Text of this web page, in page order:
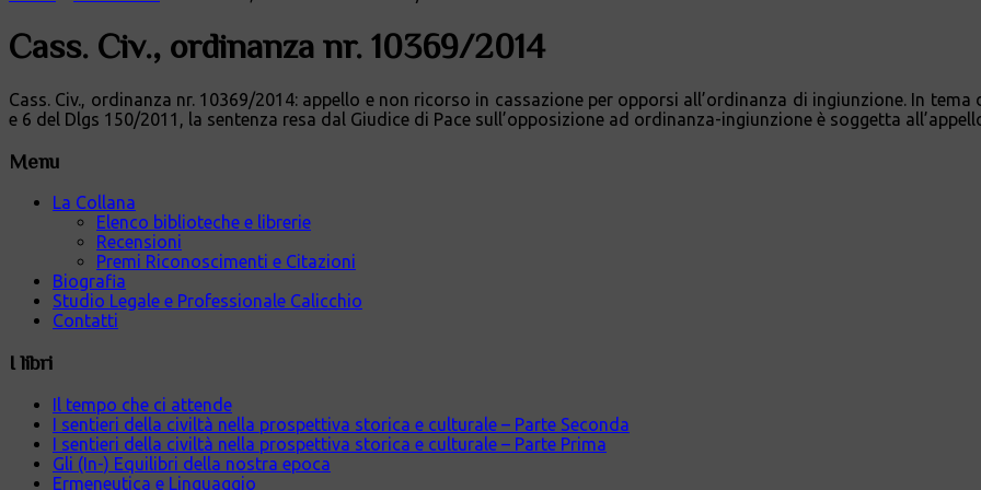
Cass. Civ., ordinanza nr. 10369/2014
Cass. Civ., ordinanza nr. 10369/2014: appello e non ricorso in cassazione per opporsi all’ordinanza di ingiunzione. In
e 6 del Dlgs 150/2011, la sentenza resa dal Giudice di Pace sull’opposizione ad ordinanza-ingiunzione è soggetta
Menu
La Collana
Elenco biblioteche e librerie
Recensioni
Premi Riconoscimenti e Citazioni
Biografia
Studio Legale e Professionale Calicchio
Contatti
I libri
Il tempo che ci attende
I sentieri della civiltà nella prospettiva storica e culturale – Parte Seconda
I sentieri della civiltà nella prospettiva storica e culturale – Parte Prima
Gli (In-) Equilibri della nostra epoca
Ermeneutica e Linguaggio